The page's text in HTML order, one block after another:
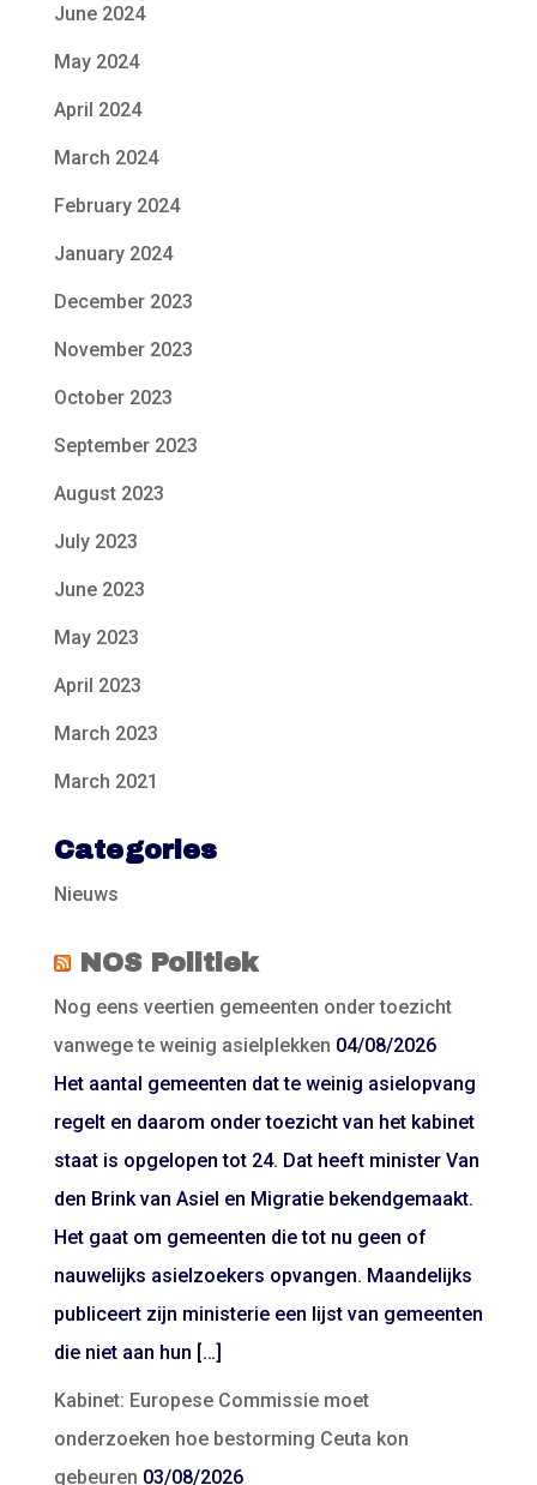
June 2024
May 2024
April 2024
March 2024
February 2024
January 2024
December 2023
November 2023
October 2023
September 2023
August 2023
July 2023
June 2023
May 2023
April 2023
March 2023
March 2021
Categories
Nieuws
NOS Politiek
Nog eens veertien gemeenten onder toezicht
vanwege te weinig asielplekken 04/08/2026
Het aantal gemeenten dat te weinig asielopvang
regelt en daarom onder toezicht van het kabinet
staat is opgelopen tot 24. Dat heeft minister Van
den Brink van Asiel en Migratie bekendgemaakt.
Het gaat om gemeenten die tot nu geen of
nauwelijks asielzoekers opvangen. Maandelijks
publiceert zijn ministerie een lijst van gemeenten
die niet aan hun […]
Kabinet: Europese Commissie moet
onderzoeken hoe bestorming Ceuta kon
gebeuren 03/08/2026